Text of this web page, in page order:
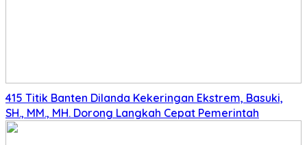
415 Titik Banten Dilanda Kekeringan Ekstrem, Basuki,
SH., MM., MH. Dorong Langkah Cepat Pemerintah